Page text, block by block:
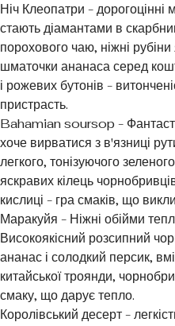
Ніч Клеопатри - дорогоцінні
стають діамантами в
порохового чаю, ніжні рубіни
шматочки ананаса серед
і рожевих бутонів -
пристрасть.
Bahamian soursop -
хоче вирватися з в'язниці
легкого, тонізуючого
яскравих кілець
кислиці - гра смаків, що
Маракуйя - Ніжні обійми
Високоякісний розсипний
ананас і солодкий персик,
китайської троянди,
смаку, що дарує тепло.
Королівський десерт -